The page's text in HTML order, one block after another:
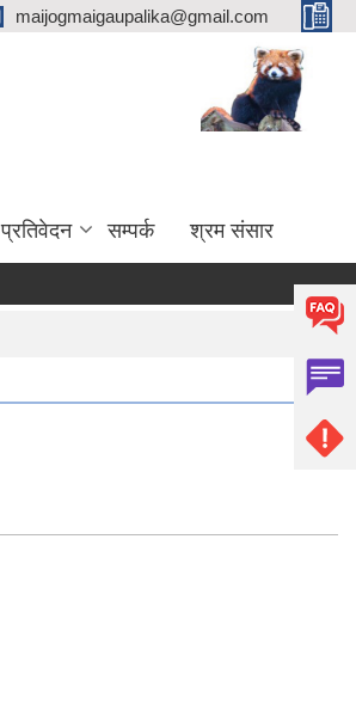
maijogmaigaupalika@gmail.com
प्रतिवेदन सम्पर्क श्रम संसार